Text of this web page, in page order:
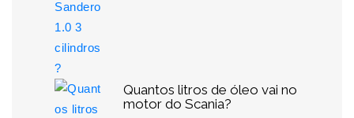
Quantos litros de óleo vai no
motor do Scania?